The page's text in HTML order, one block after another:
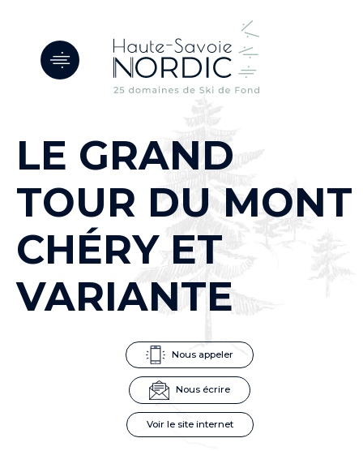
LE GRAND
TOUR DU MONT
CHÉRY ET
VARIANTE
Nous appeler
Nous écrire
Voir le site internet